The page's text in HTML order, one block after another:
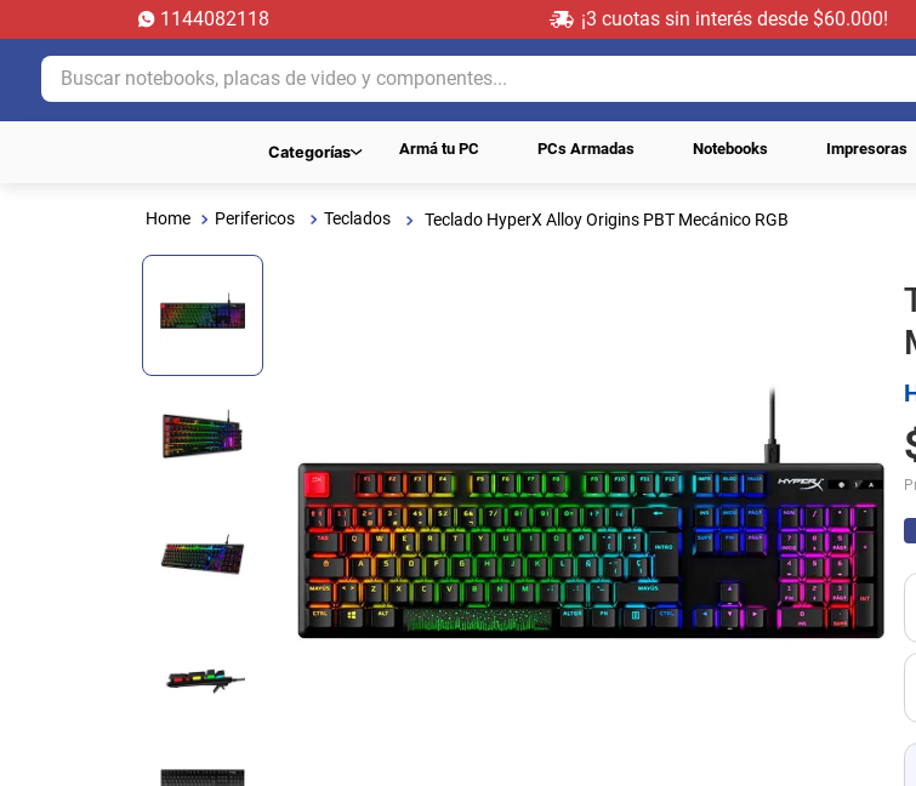
1144082118 ¡3 cuotas sin interés desde $60.000!
Buscar notebooks, placas de video y componentes...
Categorías Armá tu PC PCs Armadas Notebooks Impresoras
Perifericos Teclados Teclado HyperX Alloy Origins PBT Mecánico RGB